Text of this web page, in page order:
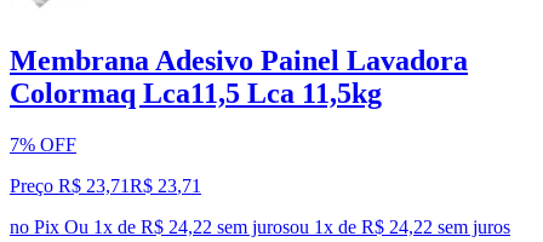
Membrana Adesivo Painel Lavadora
Colormaq Lca11,5 Lca 11,5kg
7% OFF
Preço R$ 23,71R$ 23,71
no Pix Ou 1x de R$ 24,22 sem jurosou 1x de R$ 24,22 sem juros